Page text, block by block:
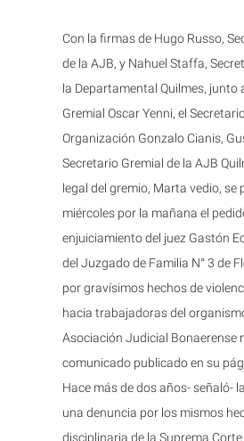
Con la firmas de Hugo Russo,
de la AJB, y Nahuel Staffa,
la Departamental Quilmes, junto
Gremial Oscar Yenni, el
Organización Gonzalo Cianis,
Secretario Gremial de la AJB
legal del gremio, Marta vedio, se
miércoles por la mañana el
enjuiciamiento del juez Gastón
del Juzgado de Familia N° 3 de
por gravísimos hechos de
hacia trabajadoras del
Asociación Judicial Bonaerense
comunicado publicado en su
Hace más de dos años- señaló-
una denuncia por los mismos
disciplinaria de la Suprema